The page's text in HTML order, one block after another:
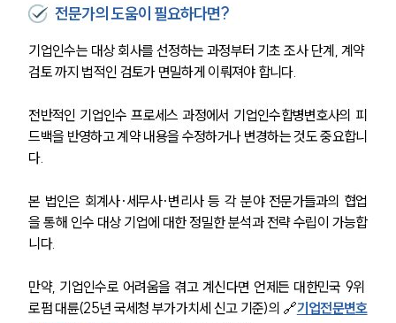
전문가의 도움이 필요하다면?
기업인수는 대상 회사를 선정하는 과정부터 기초 조사 단계, 계약
검토 까지 법적인 검토가 면밀하게 이뤄져야 합니다.
전반적인 기업인수 프로세스 과정에서 기업인수합병변호사의 피
드백을 반영하고 계약 내용을 수정하거나 변경하는 것도 중요합니
다.
본 법인은 회계사·세무사·변리사 등 각 분야 전문가들과의 협업
을 통해 인수 대상 기업에 대한 정밀한 분석과 전략 수립이 가능합
니다.
만약, 기업인수로 어려움을 겪고 계신다면 언제든 대한민국 9위
로펌 대륜(25년 국세청 부가가치세 신고 기준)의 🔗기업전문변호